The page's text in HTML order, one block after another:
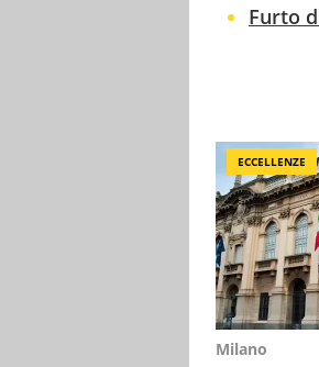
Furto
ECCELLENZE
Milano